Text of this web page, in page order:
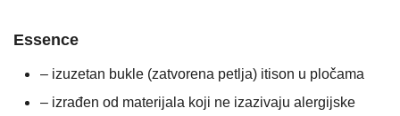
Essence
– izuzetan bukle (zatvorena petlja) itison u pločama
– izrađen od materijala koji ne izazivaju alergijske